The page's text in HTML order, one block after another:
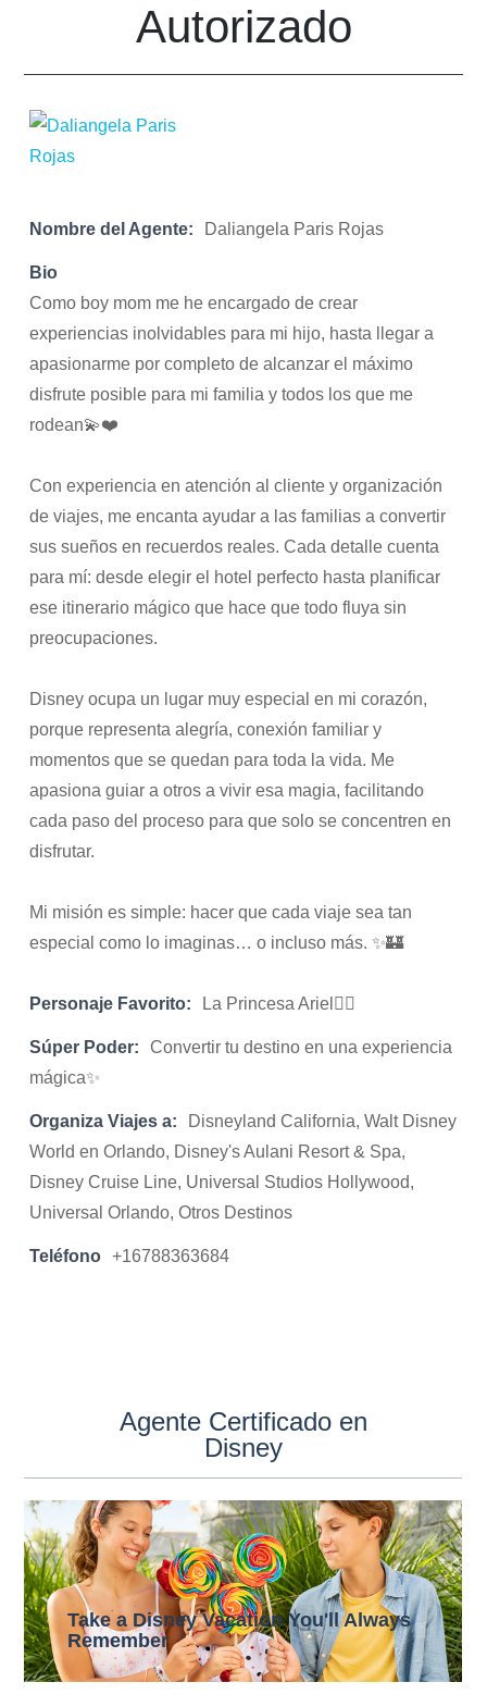
Autorizado
Nombre del Agente: Daliangela Paris Rojas
Bio
Como boy mom me he encargado de crear
experiencias inolvidables para mi hijo, hasta llegar a
apasionarme por completo de alcanzar el máximo
disfrute posible para mi familia y todos los que me
rodean💫❤️
Con experiencia en atención al cliente y organización
de viajes, me encanta ayudar a las familias a convertir
sus sueños en recuerdos reales. Cada detalle cuenta
para mí: desde elegir el hotel perfecto hasta planificar
ese itinerario mágico que hace que todo fluya sin
preocupaciones.
Disney ocupa un lugar muy especial en mi corazón,
porque representa alegría, conexión familiar y
momentos que se quedan para toda la vida. Me
apasiona guiar a otros a vivir esa magia, facilitando
cada paso del proceso para que solo se concentren en
disfrutar.
Mi misión es simple: hacer que cada viaje sea tan
especial como lo imaginas… o incluso más. ✨🏰
Personaje Favorito: La Princesa Ariel🧜‍♀️
Súper Poder:
Convertir tu destino en una experiencia
mágica✨
Organiza Viajes a:
Disneyland California, Walt Disney
World en Orlando, Disney's Aulani Resort & Spa,
Disney Cruise Line, Universal Studios Hollywood,
Universal Orlando, Otros Destinos
Teléfono +16788363684